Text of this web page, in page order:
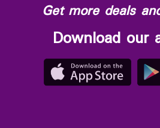
Get more deals
Download our